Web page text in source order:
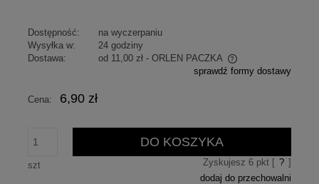
Dostępność:
na wyczerpaniu
Wysyłka w:
24 godziny
Dostawa:
od 11,00 zł - ORLEN PACZKA
Cena nie zawiera ewentualnych kosztów płatności
sprawdź formy dostawy
Cena: 6,90 zł
szt
DO KOSZYKA
Zyskujesz 6pkt [ ? ]
dodaj do przechowalni